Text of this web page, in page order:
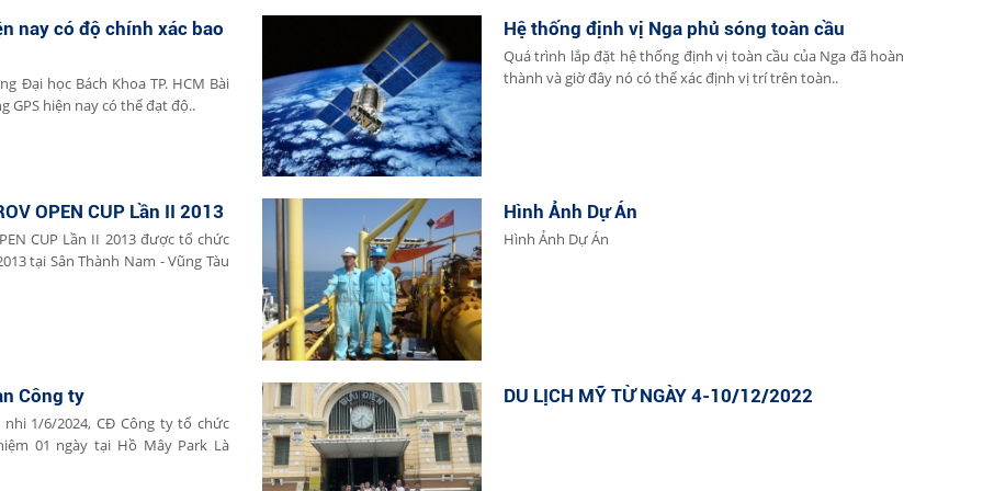
nay có độ chính xác bao
Đại học Bách Khoa TP. HCM Bài
GPS hiện nay có thể đạt độ..
Hệ thống định vị Nga phủ sóng toàn cầu
Quá trình lắp đặt hệ thống định vị toàn cầu của Nga đã hoàn
thành và giờ đây nó có thể xác định vị trí trên toàn..
OPEN CUP Lần II 2013
CUP Lần II 2013 được tổ chức
tại Sân Thành Nam - Vũng Tàu
Hình Ảnh Dự Án
Hình Ảnh Dự Án
Công ty
1/6/2024, CĐ Công ty tổ chức
01 ngày tại Hồ Mây Park Là
DU LỊCH MỸ TỪ NGÀY 4-10/12/2022